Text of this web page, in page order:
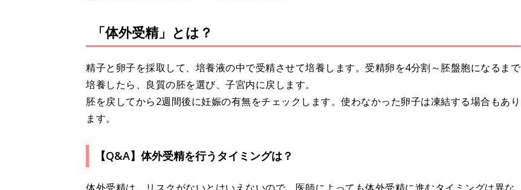
「体外受精」とは？
精子と卵子を採取して、培養液の中で受精させて培養します。受精卵を4分割～胚盤胞になるまで
培養したら、良質の胚を選び、子宮内に戻します。
胚を戻してから2週間後に妊娠の有無をチェックします。使わなかった卵子は凍結する場合もあり
ます。
【Q&A】体外受精を行うタイミングは？